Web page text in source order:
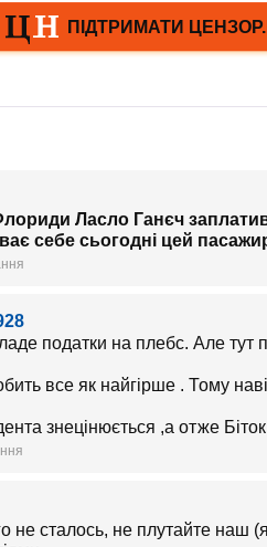
Ласло Ганєч
себе сьогодні цей
податки на плебс. Але тут
все як найгірше . Тому
знецінюється ,а отже
не сталось, не плутайте наш